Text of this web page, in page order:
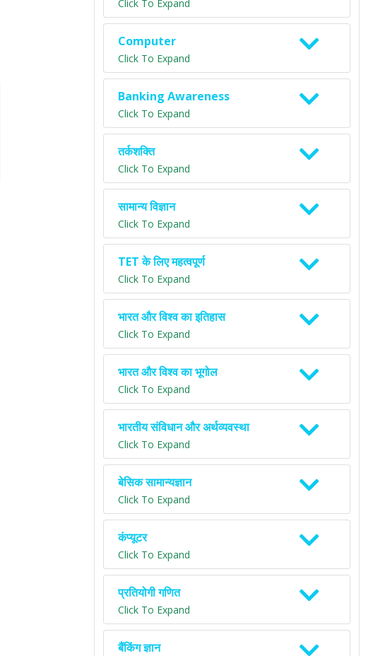
Click To Expand
Computer
Click To Expand
Banking Awareness
Click To Expand
तर्कशक्ति
Click To Expand
सामान्य विज्ञान
Click To Expand
TET के लिए महत्वपूर्ण
Click To Expand
भारत और विश्व का इतिहास
Click To Expand
भारत और विश्व का भूगोल
Click To Expand
भारतीय संविधान और अर्थव्यवस्था
Click To Expand
बेसिक सामान्यज्ञान
Click To Expand
कंप्यूटर
Click To Expand
प्रतियोगी गणित
Click To Expand
बैंकिंग ज्ञान